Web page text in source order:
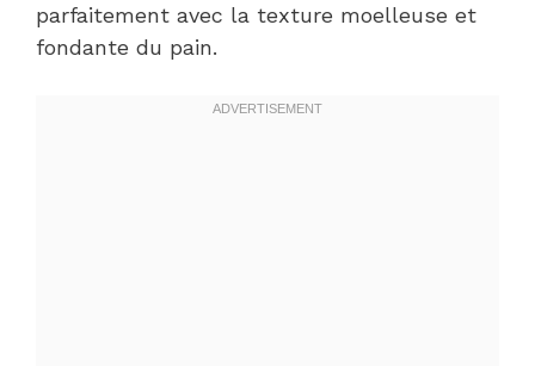
parfaitement avec la texture moelleuse et
fondante du pain.